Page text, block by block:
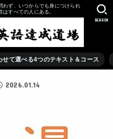
わず、いつからでも身につけられ
すべての人にある。
て選べる4つのテキスト＆コース
SEARCH
2026.01.14